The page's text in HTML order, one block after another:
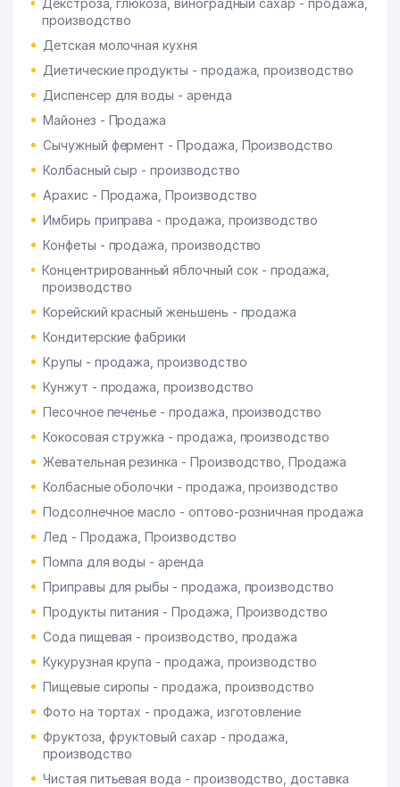
Декстроза, глюкоза, виноградный сахар - продажа,
производство
Детская молочная кухня
Диетические продукты - продажа, производство
Диспенсер для воды - аренда
Майонез - Продажа
Сычужный фермент - Продажа, Производство
Колбасный сыр - производство
Арахис - Продажа, Производство
Имбирь приправа - продажа, производство
Конфеты - продажа, производство
Концентрированный яблочный сок - продажа,
производство
Корейский красный женьшень - продажа
Кондитерские фабрики
Крупы - продажа, производство
Кунжут - продажа, производство
Песочное печенье - продажа, производство
Кокосовая стружка - продажа, производство
Жевательная резинка - Производство, Продажа
Колбасные оболочки - продажа, производство
Подсолнечное масло - оптово-розничная продажа
Лед - Продажа, Производство
Помпа для воды - аренда
Приправы для рыбы - продажа, производство
Продукты питания - Продажа, Производство
Сода пищевая - производство, продажа
Кукурузная крупа - продажа, производство
Пищевые сиропы - продажа, производство
Фото на тортах - продажа, изготовление
Фруктоза, фруктовый сахар - продажа,
производство
Чистая питьевая вода - производство, доставка